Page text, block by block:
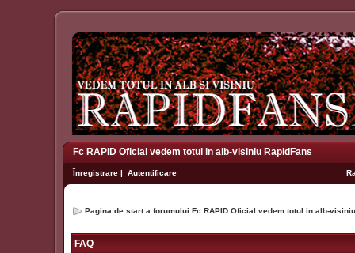
Fc RAPID Oficial vedem totul in alb-visiniu RapidFans
Înregistrare | Autentificare
Pagina de start a forumului Fc RAPID Oficial vedem totul in alb-
FAQ